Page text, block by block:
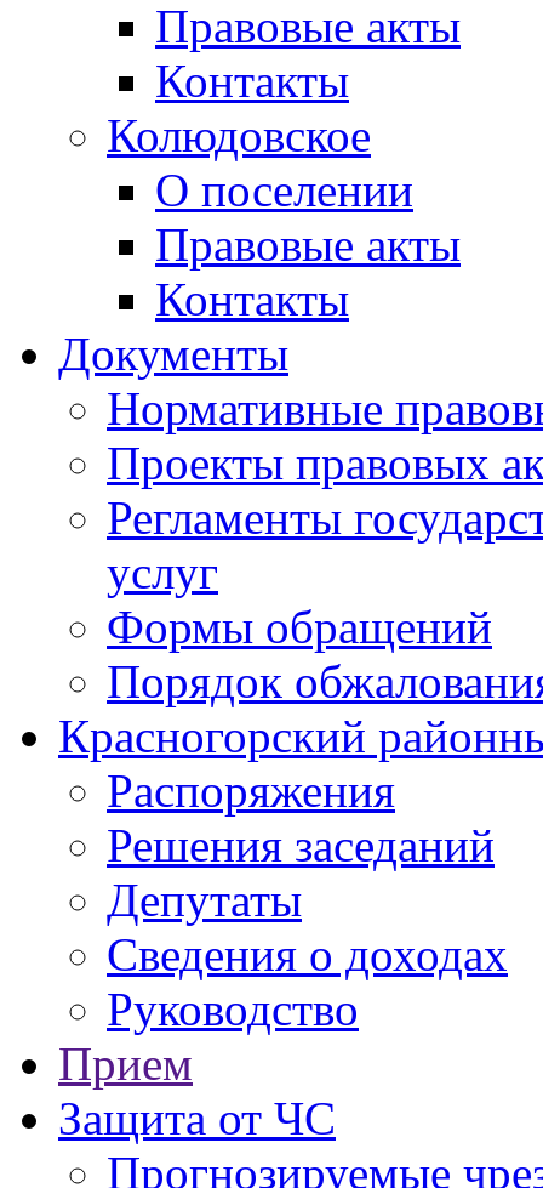
Правовые акты
Контакты
Колюдовское
О поселении
Правовые акты
Контакты
Документы
Нормативные
Проекты правовых
Регламенты
услуг
Формы обращений
Порядок
Красногорский
Распоряжения
Решения заседаний
Депутаты
Сведения о доходах
Руководство
Прием
Защита от ЧС
Прогнозируемые